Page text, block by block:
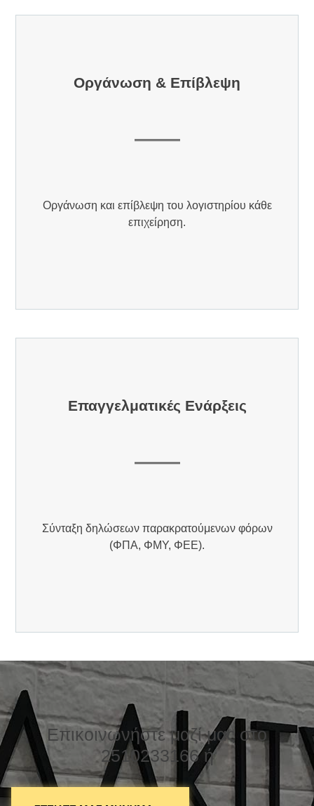
Οργάνωση & Επίβλεψη
Οργάνωση και επίβλεψη του λογιστηρίου κάθε
επιχείρηση.
Επαγγελματικές Ενάρξεις
Σύνταξη δηλώσεων παρακρατούμενων φόρων
(ΦΠΑ, ΦΜΥ, ΦΕΕ).
Επικοινωνήστε μαζί μας στο
2510233166 ή